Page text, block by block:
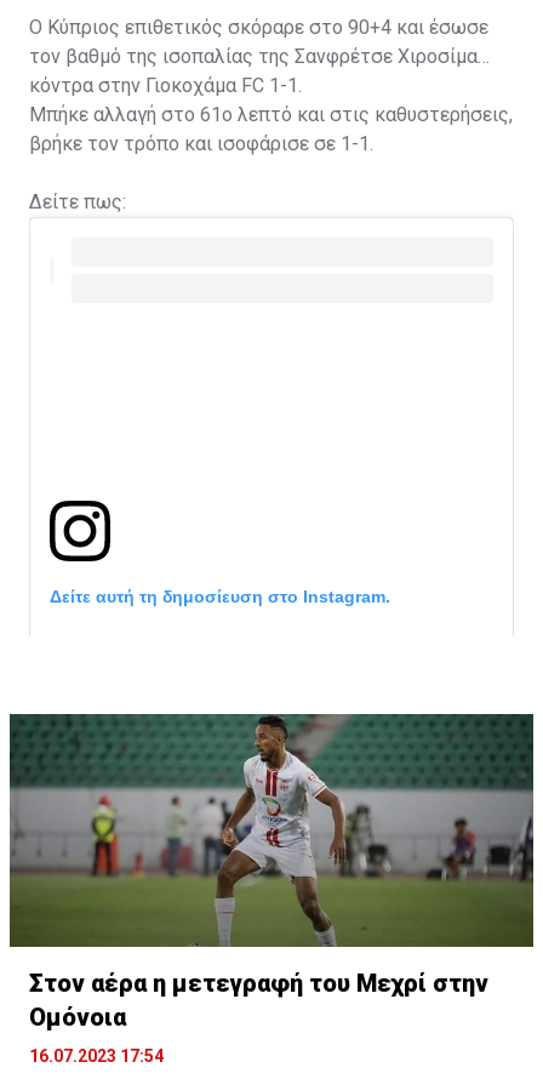
Ο Κύπριος επιθετικός σκόραρε στο 90+4 και έσωσε
τον βαθμό της ισοπαλίας της Σανφρέτσε Χιροσίμα
κόντρα στην Γιοκοχάμα FC 1-1.
Μπήκε αλλαγή στο 61ο λεπτό και στις καθυστερήσεις,
βρήκε τον τρόπο και ισοφάρισε σε 1-1.
Δείτε πως:
Δείτε αυτή τη δημοσίευση στο Instagram.
Στον αέρα η μετεγραφή του Μεχρί στην
Ομόνοια
16.07.2023 17:54